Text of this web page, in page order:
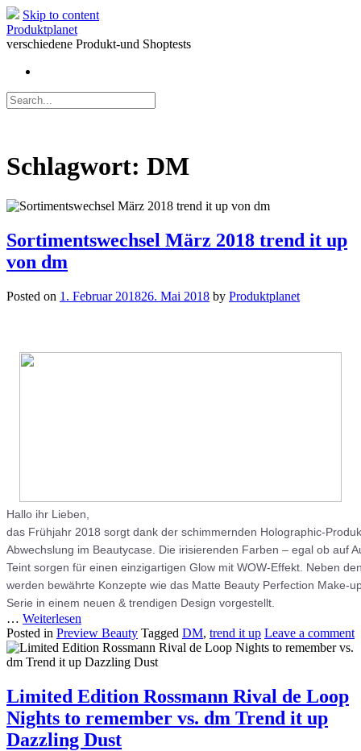
Skip to content
Produktplanet
verschiedene Produkt-und Shoptests
Schlagwort: DM
Sortimentswechsel März 2018 trend it up
von dm
Posted on 1. Februar 201826. Mai 2018 by Produktplanet
Hallo ihr Lieben,
das Frühjahr 2018 sorgt dank der schimmernden Holographic-
Abwechslung im Beautycase. Die irisierenden Farben – egal ob auf
Teint sorgen für einen einzigartigen Glow mit WOW-Effekt. Neben
werden bewährte Konzepte wie das Matte Beauty Perfection Make-
Serie in einem neuen & trendigen Design vorgestellt.
… Weiterlesen
Posted in Preview Beauty Tagged DM, trend it up Leave a comment
Limited Edition Rossmann Rival de Loop
Nights to remember vs. dm Trend it up
Dazzling Dust